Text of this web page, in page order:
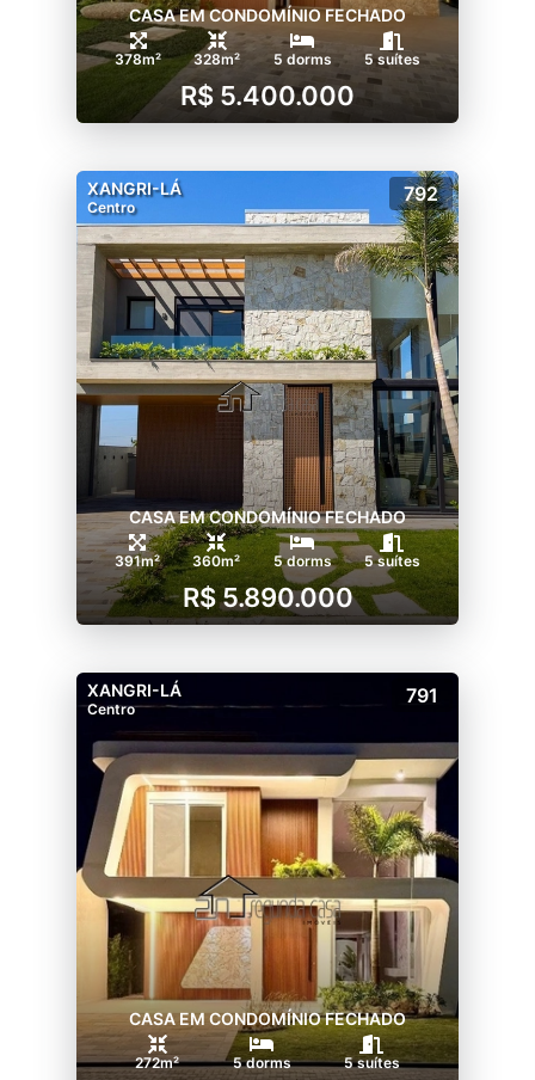
CASA EM CONDOMÍNIO FECHADO
378m² 328m² 5 dorms 5 suítes
R$ 5.400.000
XANGRI-LÁ
Centro
792
CASA EM CONDOMÍNIO FECHADO
391m² 360m² 5 dorms 5 suítes
R$ 5.890.000
XANGRI-LÁ
Centro
791
CASA EM CONDOMÍNIO FECHADO
272m² 5 dorms 5 suítes